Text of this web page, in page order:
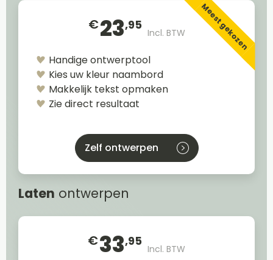
€23,95
Incl. BTW Meest gekozen
Handige ontwerptool
Kies uw kleur naambord
Makkelijk tekst opmaken
Zie direct resultaat
Zelf ontwerpen
Laten ontwerpen
€33,95
Incl. BTW